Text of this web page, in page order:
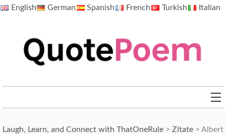
SkipEnglish German Spanish French Turkish Italian
Laugh, Learn, and Connect with ThatOneRule > Zitate > Albert